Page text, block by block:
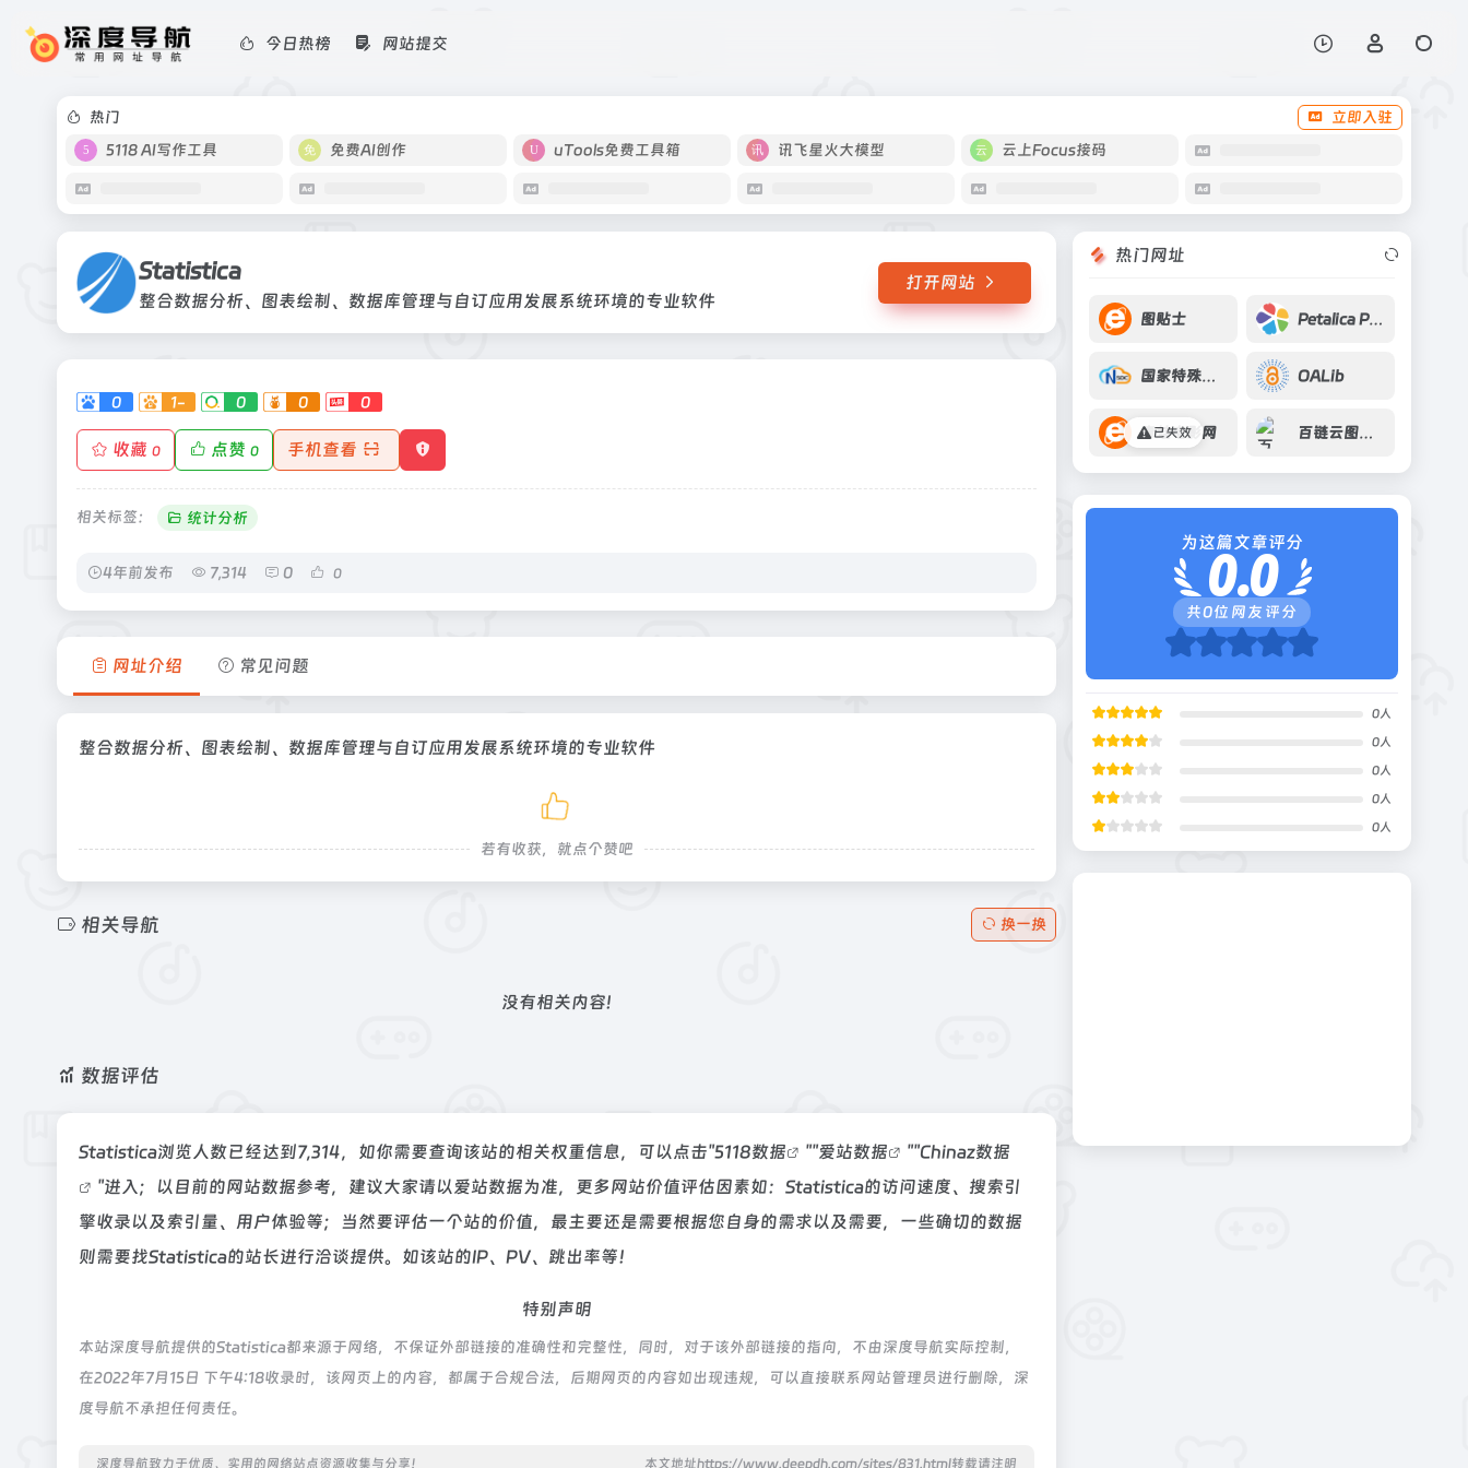
今日热榜 网站提交
热门
立即入驻
5118 AI写作工具
免费AI创作 uTools免费工具箱 讯飞星火大模型 云上Focus接码
Statistica
整合数据分析、图表绘制、数据库管理与自订应用发展系统环境的专业软件
打开网站
0 1- 0 0 0
收藏 0 点赞 0 手机查看
相关标签： 统计分析
4年前发布 7,314 0 0
网址介绍 常见问题
整合数据分析、图表绘制、数据库管理与自订应用发展系统环境的专业软件
若有收获，就点个赞吧
相关导航 换一换
没有相关内容!
数据评估
Statistica浏览人数已经达到7,314，如你需要查询该站的相关权重信息，可以点击"5118数据 ""爱站数据 ""Chinaz数据
"进入；以目前的网站数据参考，建议大家请以爱站数据为准，更多网站价值评估因素如：Statistica的访问速度、搜索引
擎收录以及索引量、用户体验等；当然要评估一个站的价值，最主要还是需要根据您自身的需求以及需要，一些确切的数据
则需要找Statistica的站长进行洽谈提供。如该站的IP、PV、跳出率等！
特别声明
本站深度导航提供的Statistica都来源于网络，不保证外部链接的准确性和完整性，同时，对于该外部链接的指向，不由深度导航实际控制，
在2022年7月15日 下午4:18收录时，该网页上的内容，都属于合规合法，后期网页的内容如出现违规，可以直接联系网站管理员进行删除，深
度导航不承担任何责任。
深度导航致力于优质、实用的网络站点资源收集与分享！ 本文地址https://www.deepdh.com/sites/831.html转载请注明
热门网址
图贴士 Petalica Paint
国家特殊环境研究台 OALib
已失效
青蛙电影网 百链云图书馆
为这篇文章评分
0.0
共0位网友评分
0人
0人
0人
0人
0人